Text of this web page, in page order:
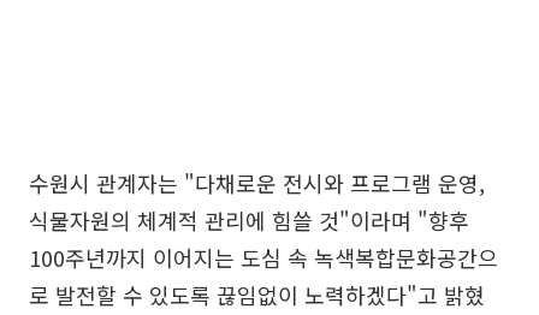
수원시 관계자는 "다채로운 전시와 프로그램 운영,
식물자원의 체계적 관리에 힘쓸 것"이라며 "향후
100주년까지 이어지는 도심 속 녹색복합문화공간으
로 발전할 수 있도록 끊임없이 노력하겠다"고 밝혔